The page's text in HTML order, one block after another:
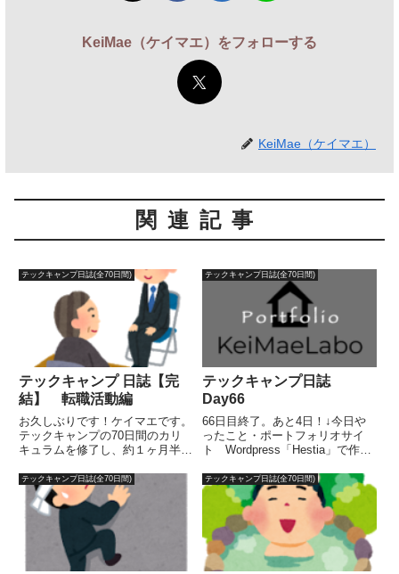
KeiMae（ケイマエ）をフォローする
KeiMae（ケイマエ）
関連記事
テックキャンプ日誌(全70日間)
テックキャンプ 日誌【完
結】 転職活動編
お久しぶりです！ケイマエです。
テックキャンプの70日間のカリ
キュラムを修了し、約１ヶ月半後
ができました！٩( ^o^)و今回は転
職活動編ということでその軌跡を
記していきたいと思います。時系
列に沿って書いていきま...
テックキャンプ日誌(全70日間)
テックキャンプ日誌
Day66
66日目終了。あと4日！↓今日や
ったこと・ポートフォリオサイ
ト Wordpress「Hestia」で作
LGTM スプリントレビューは全
機能OKで、動作確認もLGTMが
出ました！お疲れ様でした。ポー
トフォリオサイ...
テックキャンプ日誌(全70日間) テックキャンプ日誌(全70日間)